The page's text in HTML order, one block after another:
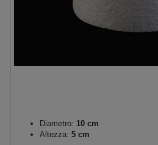
Diametro: 10 cm
Altezza: 5 cm